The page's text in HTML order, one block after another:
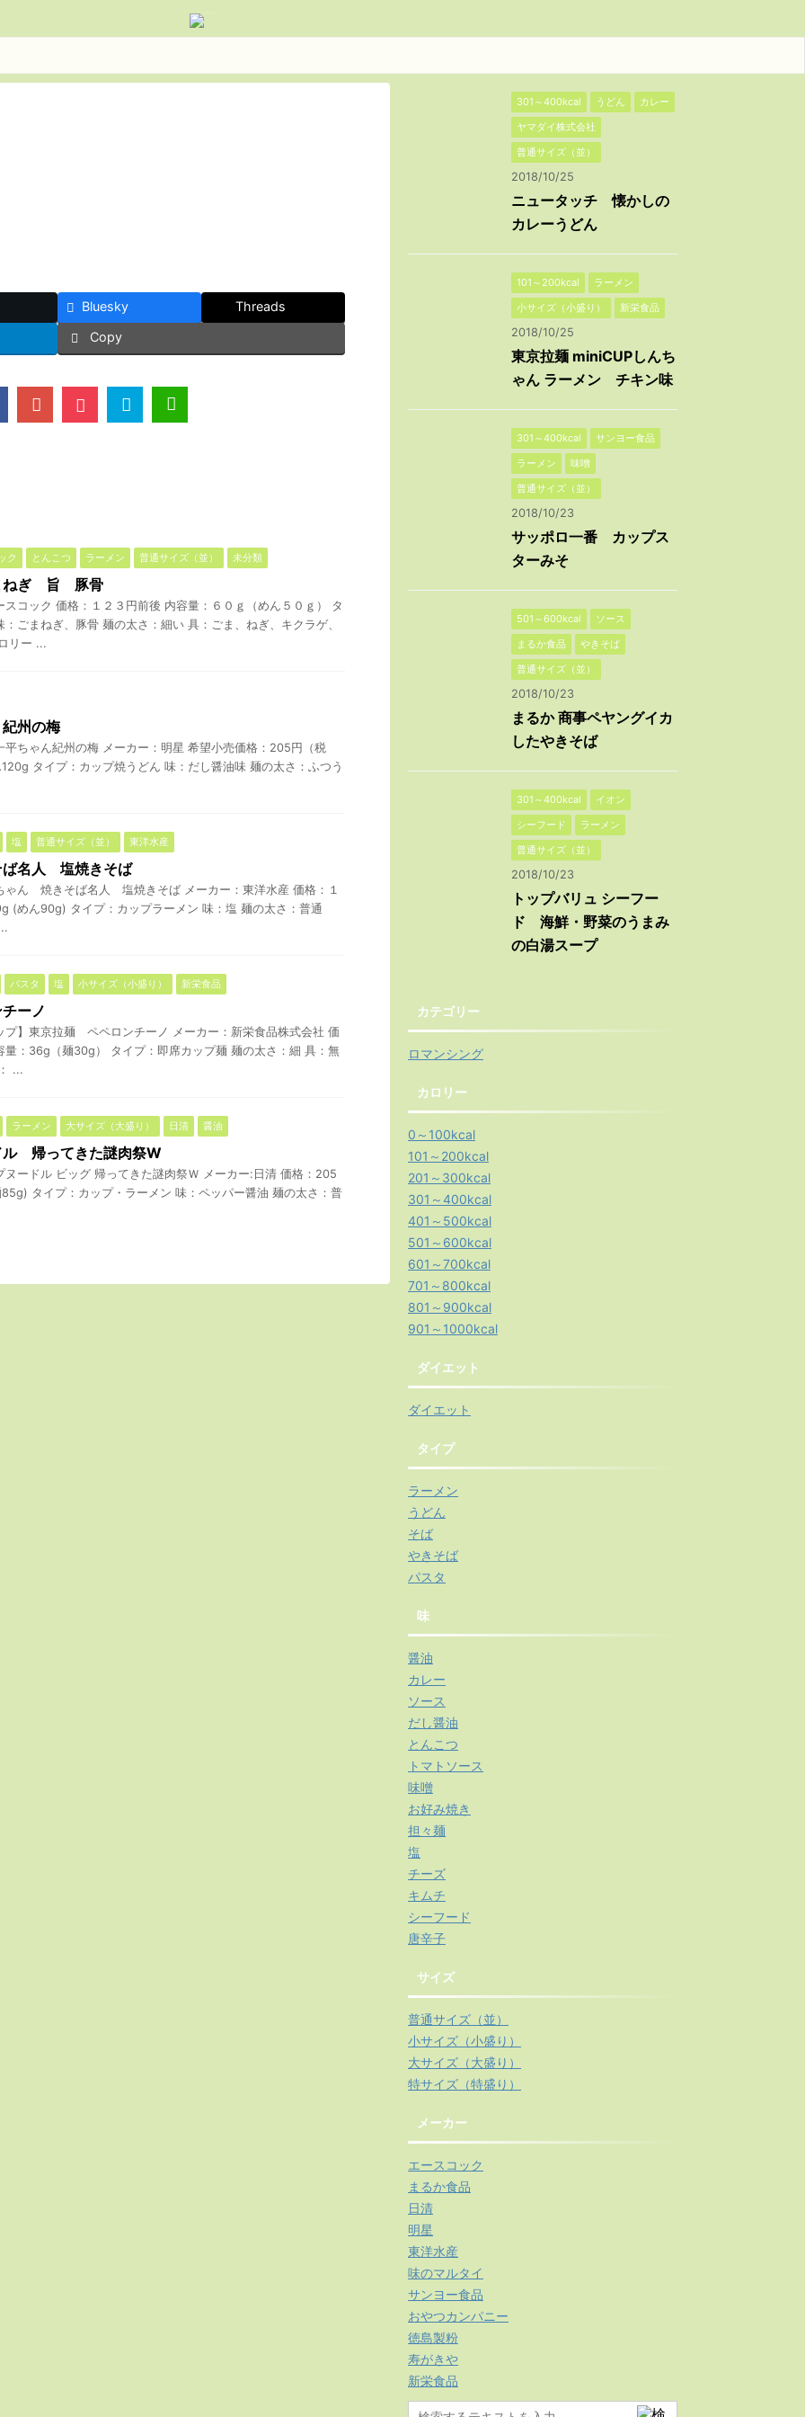
Bluesky
Threads
Copy
ク とんこつ ラーメン 普通サイズ（並） 未分類
ねぎ 旨 豚骨
スコック 価格：１２３円前後 内容量：６０ｇ（めん５０ｇ） タ
ごまねぎ、豚骨 麺の太さ：細い 具：ごま、ねぎ、キクラゲ、
リー ...
州の梅
平ちゃん紀州の梅 メーカー：明星 希望小売価格：205円（税
タイプ：カップ焼うどん 味：だし醤油味 麺の太さ：ふつう
塩 普通サイズ（並） 東洋水産
名人 塩焼きそば
ゃん 焼きそば名人 塩焼きそば メーカー：東洋水産 価格：１
(めん90g) タイプ：カップラーメン 味：塩 麺の太さ：普通
パスタ 塩 小サイズ（小盛り） 新栄食品
ーノ
プ】東京拉麺 ペペロンチーノ メーカー：新栄食品株式会社 価
量：36g（麺30g） タイプ：即席カップ麺 麺の太さ：細 具：無
...
ラーメン 大サイズ（大盛り） 日清 醤油
帰ってきた謎肉祭W
ヌードル ビッグ 帰ってきた謎肉祭Ｗ メーカー:日清 価格：205
タイプ：カップ・ラーメン 味：ペッパー醤油 麺の太さ：普
301～400kcal うどん
カレー
ヤマダイ株式会社
普通サイズ（並）
2018/10/25
ニュータッチ 懐かしの
カレーうどん
101～200kcal
ラーメン
小サイズ（小盛り）
新栄食品
2018/10/25
東京拉麺 miniCUPしんち
ゃん ラーメン チキン味
301～400kcal
サンヨー食品
ラーメン
味噌
普通サイズ（並）
2018/10/23
サッポロ一番 カップス
ターみそ
501～600kcal
ソース
まるか食品
やきそば
普通サイズ（並）
2018/10/23
まるか 商事ペヤングイカ
したやきそば
301～400kcal
イオン
シーフード
ラーメン
普通サイズ（並）
2018/10/23
トップバリュ シーフー
ド 海鮮・野菜のうまみ
の白湯スープ
カテゴリー
ロマンシング
カロリー
0～100kcal
101～200kcal
201～300kcal
301～400kcal
401～500kcal
501～600kcal
601～700kcal
701～800kcal
801～900kcal
901～1000kcal
ダイエット
ダイエット
タイプ
ラーメン
うどん
そば
やきそば
パスタ
味
醤油
カレー
ソース
だし醤油
とんこつ
トマトソース
味噌
お好み焼き
担々麺
塩
チーズ
キムチ
シーフード
唐辛子
サイズ
普通サイズ（並）
小サイズ（小盛り）
大サイズ（大盛り）
特サイズ（特盛り）
メーカー
エースコック
まるか食品
日清
明星
東洋水産
味のマルタイ
サンヨー食品
おやつカンパニー
徳島製粉
寿がきや
新栄食品